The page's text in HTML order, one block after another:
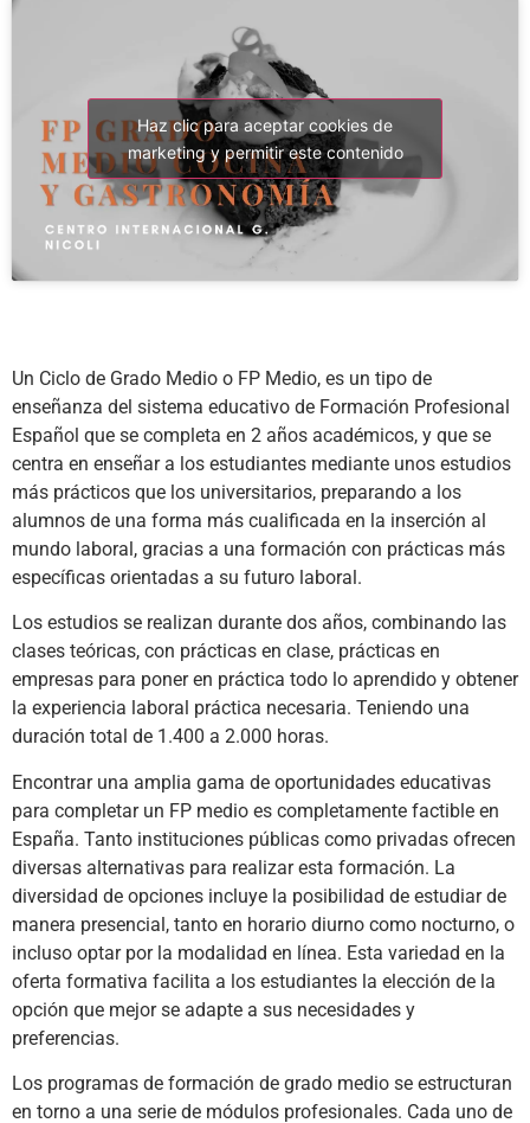
Haz clic para aceptar cookies de
marketing y permitir este contenido
Un Ciclo de Grado Medio o FP Medio, es un tipo de
enseñanza del sistema educativo de Formación Profesional
Español que se completa en 2 años académicos, y que se
centra en enseñar a los estudiantes mediante unos estudios
más prácticos que los universitarios, preparando a los
alumnos de una forma más cualificada en la inserción al
mundo laboral, gracias a una formación con prácticas más
específicas orientadas a su futuro laboral.
Los estudios se realizan durante dos años, combinando las
clases teóricas, con prácticas en clase, prácticas en
empresas para poner en práctica todo lo aprendido y obtener
la experiencia laboral práctica necesaria. Teniendo una
duración total de 1.400 a 2.000 horas.
Encontrar una amplia gama de oportunidades educativas
para completar un FP medio es completamente factible en
España. Tanto instituciones públicas como privadas ofrecen
diversas alternativas para realizar esta formación. La
diversidad de opciones incluye la posibilidad de estudiar de
manera presencial, tanto en horario diurno como nocturno, o
incluso optar por la modalidad en línea. Esta variedad en la
oferta formativa facilita a los estudiantes la elección de la
opción que mejor se adapte a sus necesidades y
preferencias.
Los programas de formación de grado medio se estructuran
en torno a una serie de módulos profesionales. Cada uno de